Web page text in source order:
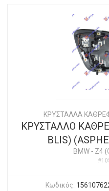
ΚΡΥΣΤΑΛΛΑ
ΚΡΥΣΤΑΛΛΟ
BLIS)
BMW- Z4
Κωδικός: